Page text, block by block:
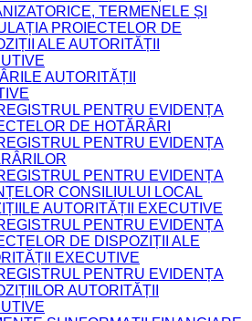
TERMENELE ȘI
PROIECTELOR DE
ALE AUTORITĂȚII
AUTORITĂȚII
PENTRU EVIDENȚA
DE HOTĂRÂRI
PENTRU EVIDENȚA
PENTRU EVIDENȚA
CONSILIULUI LOCAL
AUTORITĂȚII EXECUTIVE
PENTRU EVIDENȚA
DE DISPOZIȚII ALE
EXECUTIVE
PENTRU EVIDENȚA
AUTORITĂȚII